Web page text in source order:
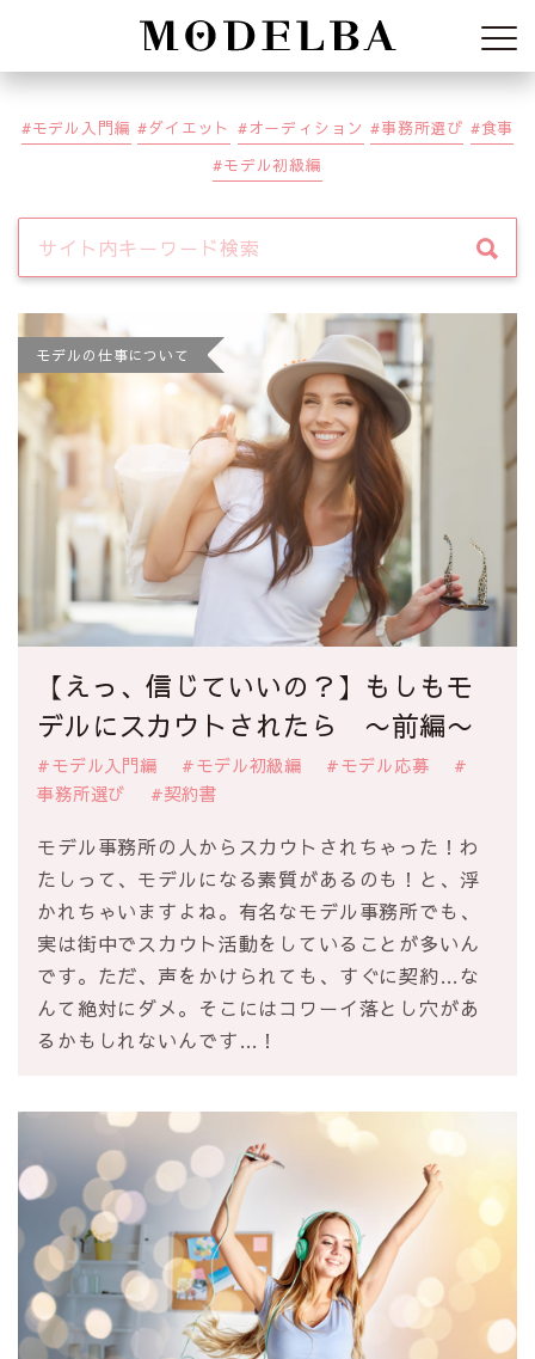
Modelba
モデル入門編 ダイエット オーディション 事務所選び
食事
モデル初級編
モデルの仕事について
【えっ、信じていいの？】もしもモ
デルにスカウトされたら 〜前編〜
#モデル入門編 #モデル初級編 #モデル応募
#
事務所選び
#契約書
モデル事務所の人からスカウトされちゃった！わ
たしって、モデルになる素質があるのも！と、浮
かれちゃいますよね。有名なモデル事務所でも、
実は街中でスカウト活動をしていることが多いん
です。ただ、声をかけられても、すぐに契約…な
んて絶対にダメ。そこにはコワーイ落とし穴があ
るかもしれないんです…！